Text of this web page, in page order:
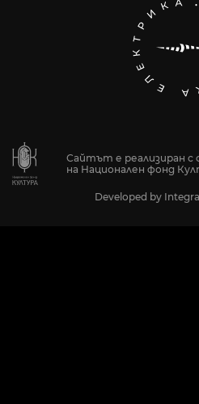
Сайтът е реализиран
на Национален фонд
Developed by